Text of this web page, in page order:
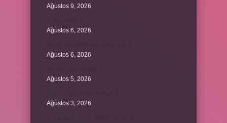
Ağustos 9, 2026
Ağustos 6, 2026
Ağustos 6, 2026
Ağustos 5, 2026
Ağustos 3, 2026